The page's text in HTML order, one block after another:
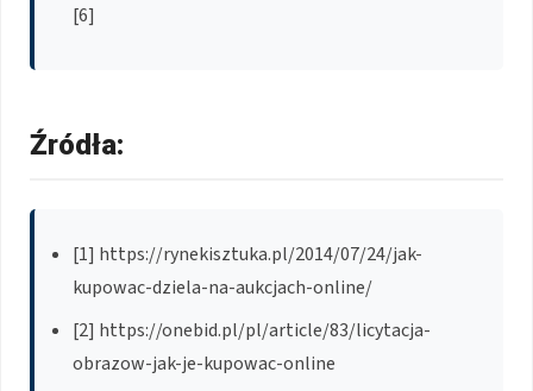
[6]
Źródła:
[1] https://rynekisztuka.pl/2014/07/24/jak-
kupowac-dziela-na-aukcjach-online/
[2] https://onebid.pl/pl/article/83/licytacja-
obrazow-jak-je-kupowac-online